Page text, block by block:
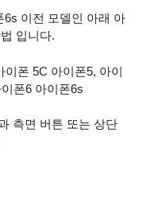
6s 이전 모델인 아래 아
입니다.
폰 5C 아이폰5, 아이
폰6 아이폰6s
측면 버튼 또는 상단